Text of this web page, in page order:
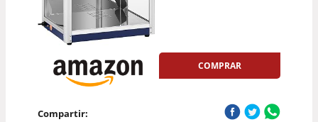
COMPRAR
Compartir: